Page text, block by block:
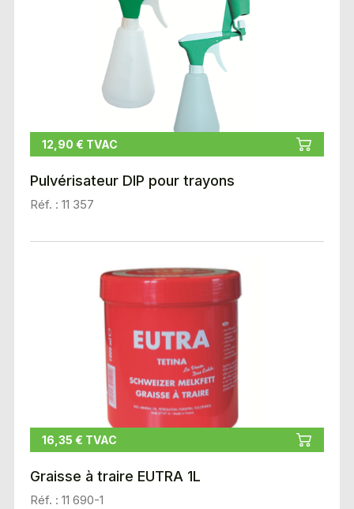
12,90 € TVAC
Pulvérisateur DIP pour trayons
Réf. : 11 357
16,35 € TVAC
Graisse à traire EUTRA 1L
Réf. : 11 690-1